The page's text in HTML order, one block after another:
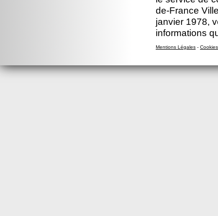
de-France
janvier 1978,
informations
Mentions Légales - Cookies